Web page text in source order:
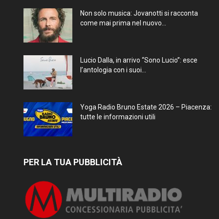
Non solo musica: Jovanotti si racconta
come mai prima nel nuovo...
Lucio Dalla, in arrivo “Sono Lucio”: esce
l’antologia con i suoi...
Yoga Radio Bruno Estate 2026 – Piacenza:
tutte le informazioni utili
PER LA TUA PUBBLICITÀ